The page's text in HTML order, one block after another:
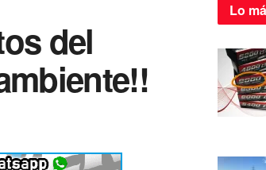
del
Lo